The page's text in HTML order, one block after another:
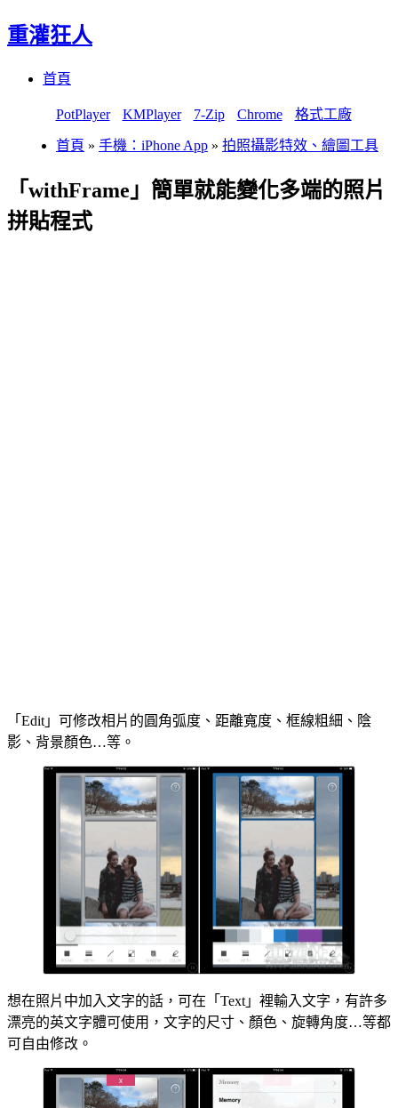
重灌狂人
首頁
PotPlayer KMPlayer 7-Zip Chrome 格式工廠
首頁 » 手機：iPhone App » 拍照攝影特效、繪圖工具
「withFrame」簡單就能變化多端的照片
拼貼程式
「Edit」可修改相片的圓角弧度、距離寬度、框線粗細、陰
影、背景顏色…等。
想在照片中加入文字的話，可在「Text」裡輸入文字，有許多
漂亮的英文字體可使用，文字的尺寸、顏色、旋轉角度…等都
可自由修改。